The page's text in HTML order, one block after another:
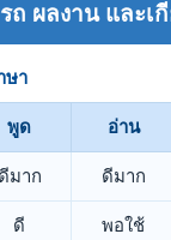
ถ ผลงาน และเ
ษา
พูด อ่าน
ดีมาก ดีมาก
ดี พอใช้